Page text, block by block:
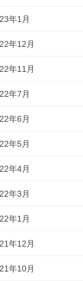
年1月
年12月
年11月
年7月
年6月
年5月
年4月
年3月
年1月
年12月
年10月